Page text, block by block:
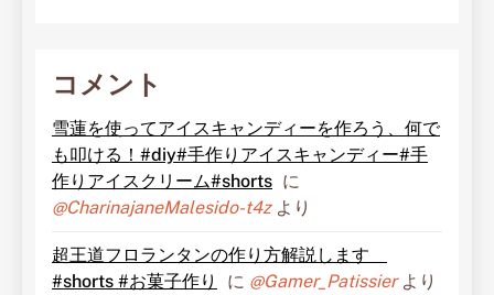
コメント
雪蓮を使ってアイスキャンディーを作ろう、何で
も叩ける！#diy#手作りアイスキャンディー#手
作りアイスクリーム#shorts に
@CharinajaneMalesido-t4zより
超王道フロランタンの作り方解説します
#shorts #お菓子作り
に @Gamer_Patissierより